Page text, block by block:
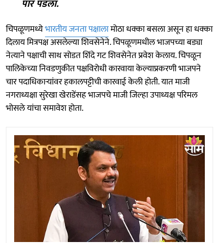
पार पडला.
चिपळूणमध्येभारतीय जनता पक्षालामोठा धक्का बसला असून हा धक्का
दिलाय मित्रपक्ष असलेल्या शिवसेनेने. चिपळूणमधील भाजपच्या बड्या
नेत्याने पक्षाची साथ सोडत शिंदे गट शिवसेनेत प्रवेश केलाय. चिपळून
पालिकेच्या निवडणुकीत पक्षविरोधी कारवाया केल्याप्रकरणी भाजपने
चार पदाधिकाऱ्यांवर हकालपट्टीची कारवाई केली होती. यात माजी
नगराध्यक्षा सुरेखा खेराडेंसह भाजपचे माजी जिल्हा उपाध्यक्ष परिमल
भोसले यांचा समावेश होता.